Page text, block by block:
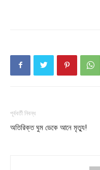
পূর্ববর্তী নিবন্ধ
অতিরিক্ত ঘুম ডেকে আনে মৃত্যু!